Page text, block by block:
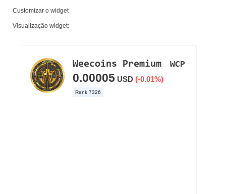
Customizar o widget
Visualização widget: